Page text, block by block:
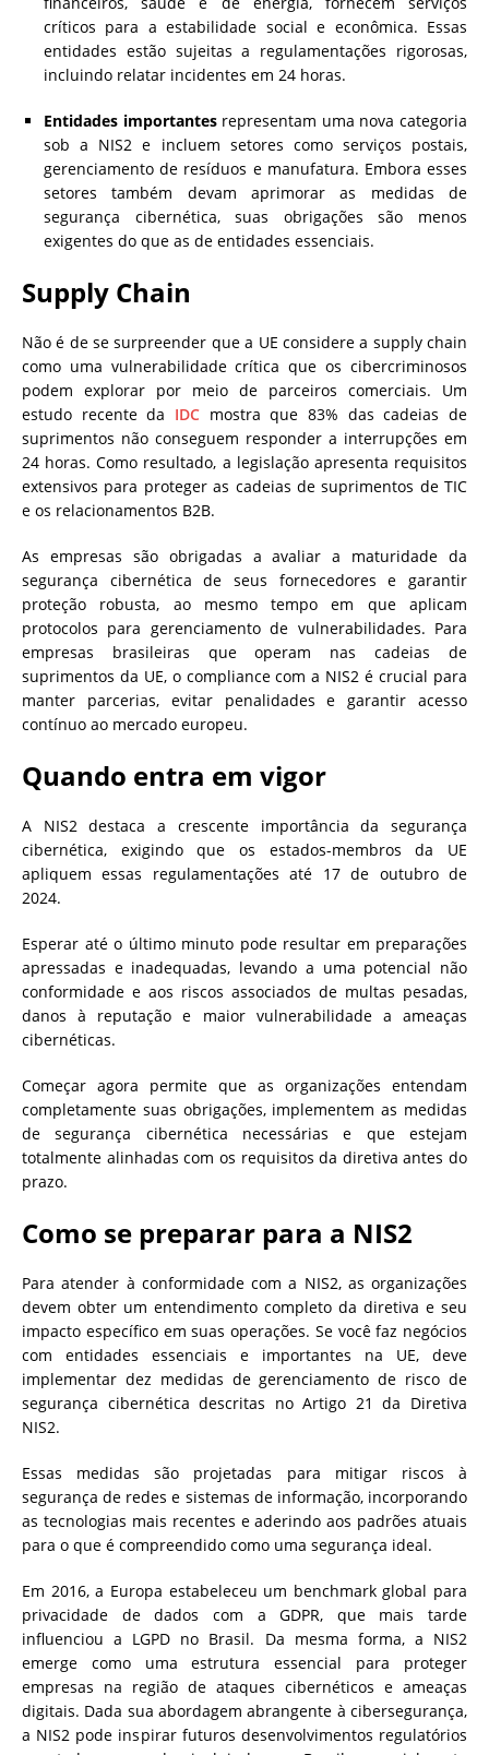
críticos para a estabilidade social e econômica. Essas
entidades estão sujeitas a regulamentações rigorosas,
incluindo relatar incidentes em 24 horas.
Entidades importantesrepresentam uma nova categoria
sob a NIS2 e incluem setores como serviços postais,
gerenciamento de resíduos e manufatura. Embora esses
setores também devam aprimorar as medidas de
segurança cibernética, suas obrigações são menos
exigentes do que as de entidades essenciais.
Supply Chain
Não é de se surpreender que a UE considere a supply chain
como uma vulnerabilidade crítica que os cibercriminosos
podem explorar por meio de parceiros comerciais. Um
estudo recente da IDC mostra que 83% das cadeias de
suprimentos não conseguem responder a interrupções em
24 horas. Como resultado, a legislação apresenta requisitos
extensivos para proteger as cadeias de suprimentos de TIC
e os relacionamentos B2B.
As empresas são obrigadas a avaliar a maturidade da
segurança cibernética de seus fornecedores e garantir
proteção robusta, ao mesmo tempo em que aplicam
protocolos para gerenciamento de vulnerabilidades. Para
empresas brasileiras que operam nas cadeias de
suprimentos da UE, o compliance com a NIS2 é crucial para
manter parcerias, evitar penalidades e garantir acesso
contínuo ao mercado europeu.
Quando entra em vigor
A NIS2 destaca a crescente importância da segurança
cibernética, exigindo que os estados-membros da UE
apliquem essas regulamentações até 17 de outubro de
2024.
Esperar até o último minuto pode resultar em preparações
apressadas e inadequadas, levando a uma potencial não
conformidade e aos riscos associados de multas pesadas,
danos à reputação e maior vulnerabilidade a ameaças
cibernéticas.
Começar agora permite que as organizações entendam
completamente suas obrigações, implementem as medidas
de segurança cibernética necessárias e que estejam
totalmente alinhadas com os requisitos da diretiva antes do
prazo.
Como se preparar para a NIS2
Para atender à conformidade com a NIS2, as organizações
devem obter um entendimento completo da diretiva e seu
impacto específico em suas operações. Se você faz negócios
com entidades essenciais e importantes na UE, deve
implementar dez medidas de gerenciamento de risco de
segurança cibernética descritas no Artigo 21 da Diretiva
NIS2.
Essas medidas são projetadas para mitigar riscos à
segurança de redes e sistemas de informação, incorporando
as tecnologias mais recentes e aderindo aos padrões atuais
para o que é compreendido como uma segurança ideal.
Em 2016, a Europa estabeleceu um benchmark global para
privacidade de dados com a GDPR, que mais tarde
influenciou a LGPD no Brasil. Da mesma forma, a NIS2
emerge como uma estrutura essencial para proteger
empresas na região de ataques cibernéticos e ameaças
digitais. Dada sua abordagem abrangente à cibersegurança,
a NIS2 pode inspirar futuros desenvolvimentos regulatórios